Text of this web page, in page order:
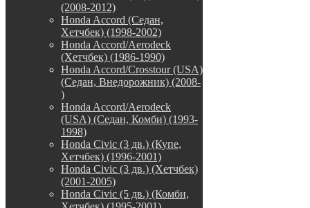
(2008-2012)
Honda Accord (Седан,
Хетчбек) (1998-2002)
Honda Accord/Aerodeck
(Хетчбек) (1986-1990)
Honda Accord/Crosstour (USA)
(Седан, Внедорожник) (2008-
)
Honda Accord/Аerodeck
(USA) (Седан, Комби) (1993-
1998)
Honda Civic (3 дв.) (Купе,
Хетчбек) (1996-2001)
Honda Civic (3 дв.) (Хетчбек)
(2001-2005)
Honda Civic (5 дв.) (Комби,